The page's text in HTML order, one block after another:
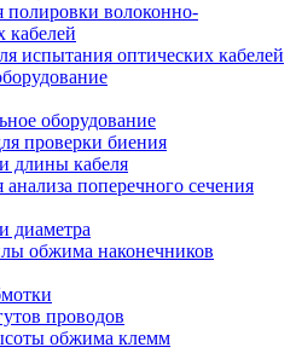
полировки волоконно-
кабелей
испытания оптических кабелей
оборудование
проверки биения
длины кабеля
поперечного сечения
диаметра
обжима наконечников
проводов
обжима клемм